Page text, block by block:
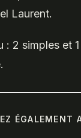
Laurent.
: 2 simples et
ÉGALEMENT